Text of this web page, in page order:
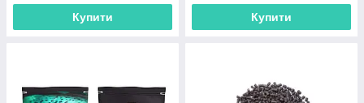
Купити Купити